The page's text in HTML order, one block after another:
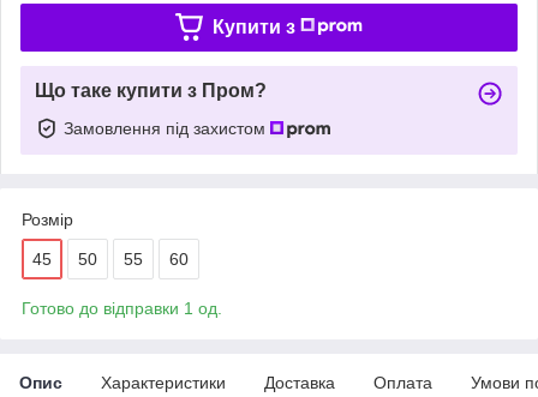
Купити з
Що таке купити з Пром?
Замовлення під захистом
Розмір
45 50 55 60
Готово до відправки 1 од.
Опис Характеристики Доставка Оплата Умови